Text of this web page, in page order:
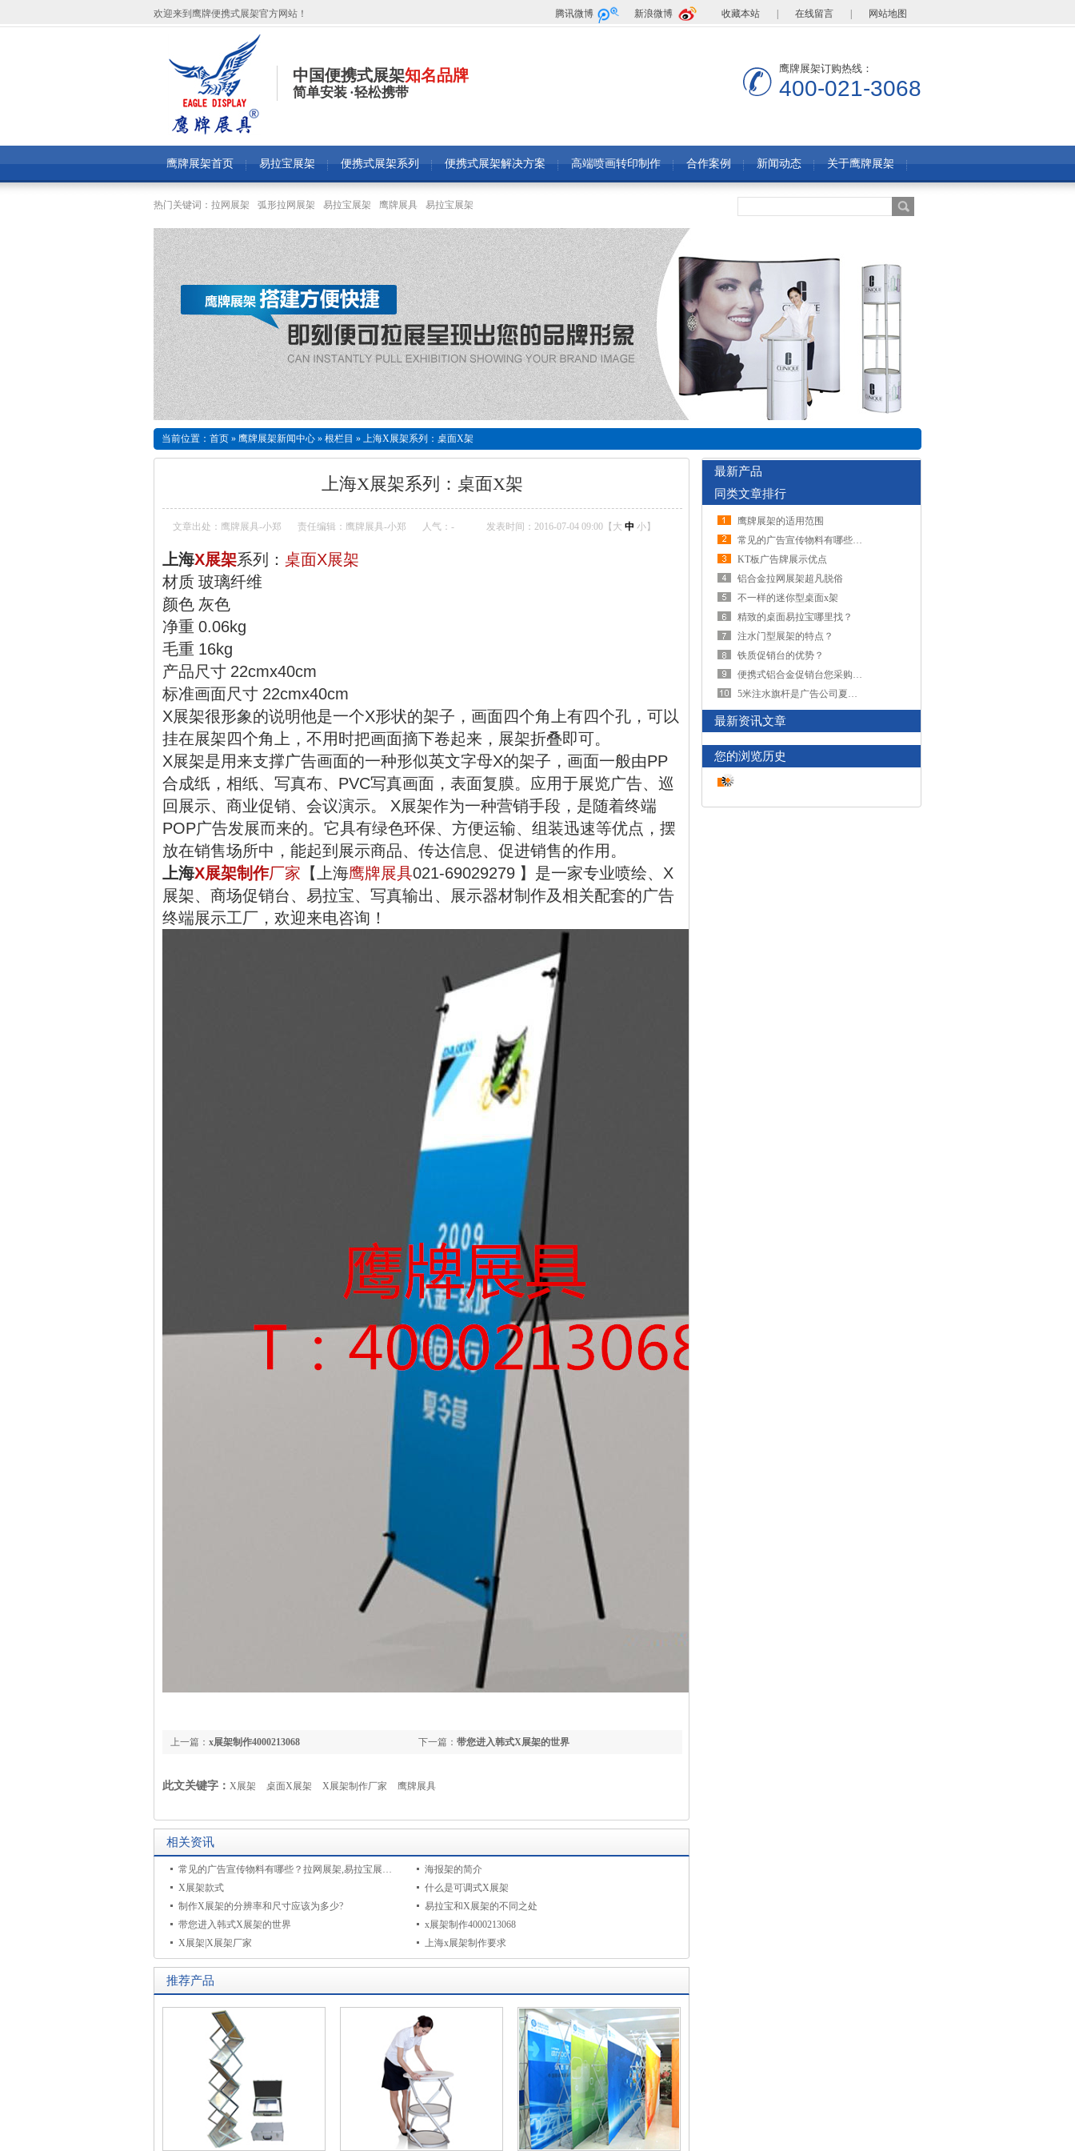
欢迎来到鹰牌便携式展架官方网站！ 腾讯微博 新浪微博 收藏本站 在线留言 网站地图
中国便携式展架知名品牌
简单安装 ·轻松携带
鹰牌展架订购热线：
400-021-3068
鹰牌展架首页 易拉宝展架 便携式展架系列 便携式展架解决方案 高端喷画转印制作 合作案例 新闻动态 关于鹰牌展架
热门关键词： 拉网展架 弧形拉网展架 易拉宝展架 鹰牌展具 易拉宝展架
当前位置： 首页 » 鹰牌展架新闻中心 » 根栏目 » 上海X展架系列：桌面X架
上海X展架系列：桌面X架
文章出处：鹰牌展具-小郑 责任编辑：鹰牌展具-小郑 人气： - 发表时间：2016-07-04 09:00【 大 中 小】
上海X展架系列： 桌面X展架
材质 玻璃纤维
颜色 灰色
净重 0.06kg
毛重 16kg
产品尺寸 22cmx40cm
标准画面尺寸 22cmx40cm
X展架很形象的说明他是一个X形状的架子，画面四个角上有四个孔，可以
挂在展架四个角上，不用时把画面摘下卷起来，展架折叠即可。
X展架是用来支撑广告画面的一种形似英文字母X的架子，画面一般由PP
合成纸，相纸、写真布、PVC写真画面，表面复膜。应用于展览广告、巡
回展示、商业促销、会议演示。 X展架作为一种营销手段，是随着终端
POP广告发展而来的。它具有绿色环保、方便运输、组装迅速等优点，摆
放在销售场所中，能起到展示商品、传达信息、促进销售的作用。
上海X展架制作厂家 【上海鹰牌展具021-69029279 】是一家专业喷绘、X
展架、商场促销台、易拉宝、写真输出、展示器材制作及相关配套的广告
终端展示工厂，欢迎来电咨询！
下一篇： 带您进入韩式X展架的世界
上一篇： x展架制作4000213068
此文关键字： X展架 桌面X展架 X展架制作厂家 鹰牌展具
相关资讯
常见的广告宣传物料有哪些？拉网展架,易拉宝展架,海报架
海报架的简介
X展架款式
什么是可调式X展架
制作X展架的分辨率和尺寸应该为多少?
易拉宝和X展架的不同之处
带您进入韩式X展架的世界
x展架制作4000213068
X展架|X展架厂家
上海x展架制作要求
推荐产品
最新产品
同类文章排行
鹰牌展架的适用范围
常见的广告宣传物料有哪些？拉网展架,易拉宝展架,海报架
KT板广告牌展示优点
铝合金拉网展架超凡脱俗
不一样的迷你型桌面x架
精致的桌面易拉宝哪里找？
注水门型展架的特点？
铁质促销台的优势？
便携式铝合金促销台您采购了吗？
5米注水旗杆是广告公司夏天的必备产品
最新资讯文章
您的浏览历史